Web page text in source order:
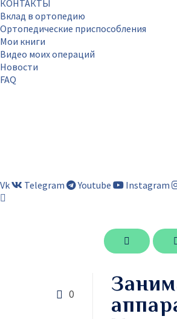
КОНТАКТЫ
Вклад в ортопедию
Ортопедические приспособления
Мои книги
Видео моих операций
Новости
FAQ
Vk Telegram Youtube Instagram
0